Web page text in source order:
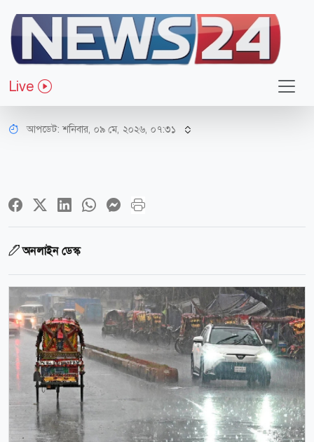
Live
জাতীয়
দেশের ৪ অঞ্চলে বজ্রবৃষ্টির আভাস,
সতর্কবার্তা
আপডেট: শনিবার, ০৯ মে, ২০২৬, ০৭:৩১
অনলাইন ডেস্ক